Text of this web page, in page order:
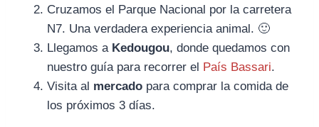
Cruzamos el Parque Nacional por la carretera
N7. Una verdadera experiencia animal. 🙂
Llegamos a Kedougou, donde quedamos con
nuestro guía para recorrer el
País Bassari.
Visita al mercado para comprar la comida de
los próximos 3 días.